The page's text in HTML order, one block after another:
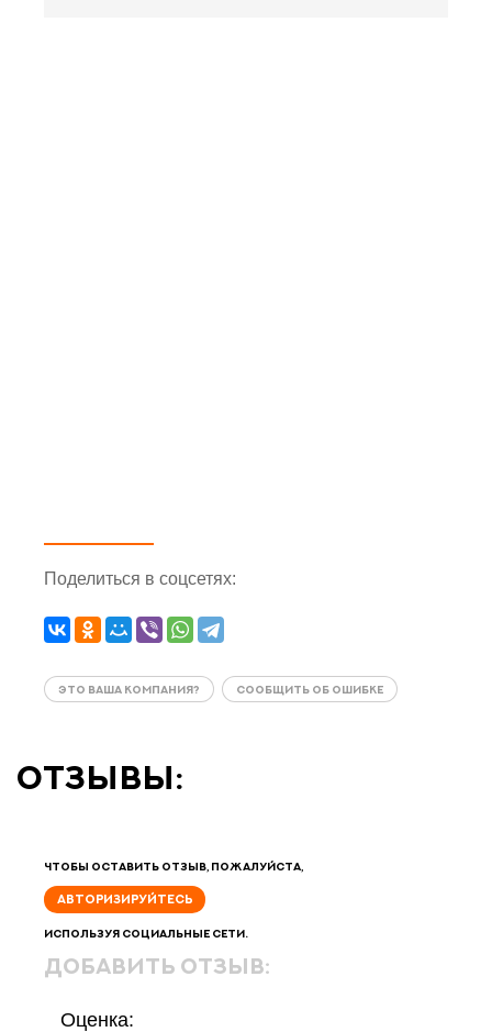
Поделиться в соцсетях:
ЭТО ВАША КОМПАНИЯ? СООБЩИТЬ ОБ ОШИБКЕ
отзывы:
Чтобы оставить отзыв, пожалуйста,
АВТОРИЗИРУЙТЕСЬ
используя социальные сети.
добавить отзыв:
Оценка: